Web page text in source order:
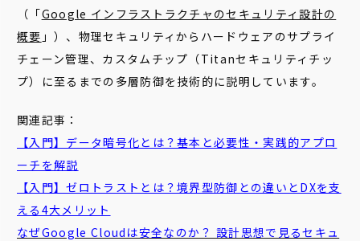
（「Google インフラストラクチャのセキュリティ設計の
概要 」）、物理セキュリティからハードウェアのサプライ
チェーン管理、カスタムチップ（Titanセキュリティチッ
プ）に至るまでの多層防御を技術的に説明しています。
関連記事：
【入門】データ暗号化とは？基本と必要性・実践的アプロ
ーチを解説
【入門】ゼロトラストとは？境界型防御との違いとDXを支
える4大メリット
なぜGoogle Cloudは安全なのか？ 設計思想で見るセキュ